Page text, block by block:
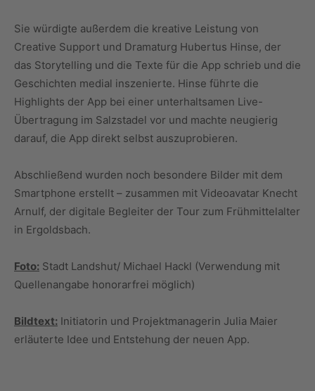
Sie würdigte außerdem die kreative Leistung von
Creative Support und Dramaturg Hubertus Hinse, der
das Storytelling und die Texte für die App schrieb und die
Geschichten medial inszenierte. Hinse führte die
Highlights der App bei einer unterhaltsamen Live-
Übertragung im Salzstadel vor und machte neugierig
darauf, die App direkt selbst auszuprobieren.
Abschließend wurden noch besondere Bilder mit dem
Smartphone erstellt – zusammen mit Videoavatar Knecht
Arnulf, der digitale Begleiter der Tour zum Frühmittelalter
in Ergoldsbach.
Foto: Stadt Landshut/ Michael Hackl (Verwendung mit
Quellenangabe honorarfrei möglich)
Bildtext: Initiatorin und Projektmanagerin Julia Maier
erläuterte Idee und Entstehung der neuen App.